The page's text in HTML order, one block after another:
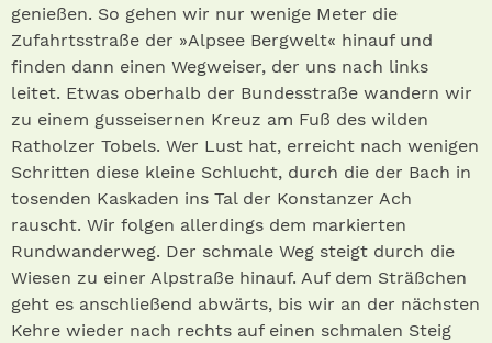
genießen. So gehen wir nur wenige Meter die
Zufahrtsstraße der »Alpsee Bergwelt« hinauf und
finden dann einen Wegweiser, der uns nach links
leitet. Etwas oberhalb der Bundesstraße wandern wir
zu einem gusseisernen Kreuz am Fuß des wilden
Ratholzer Tobels. Wer Lust hat, erreicht nach wenigen
Schritten diese kleine Schlucht, durch die der Bach in
tosenden Kaskaden ins Tal der Konstanzer Ach
rauscht. Wir folgen allerdings dem markierten
Rundwanderweg. Der schmale Weg steigt durch die
Wiesen zu einer Alpstraße hinauf. Auf dem Sträßchen
geht es anschließend abwärts, bis wir an der nächsten
Kehre wieder nach rechts auf einen schmalen Steig